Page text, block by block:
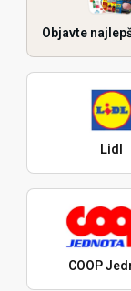
Objavte
Lidl
COOP